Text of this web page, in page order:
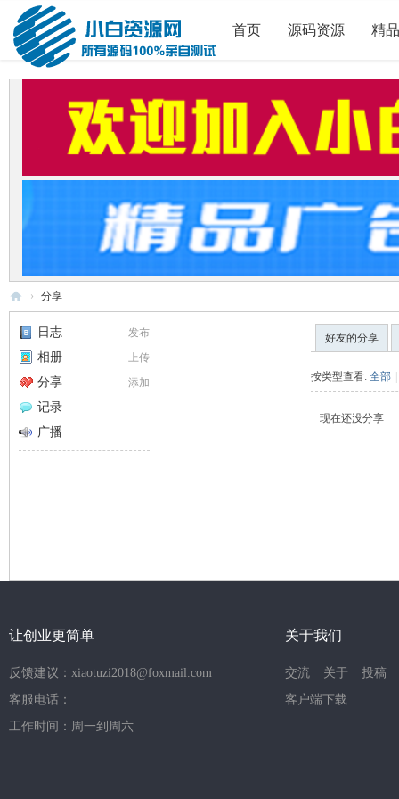
首页 源码资源 精
白
码
› 分享
发布
日志
上传
相册
添加
分享
记录
广播
好友的分享
按类型查看: 全部 |
现在还没分享
让创业更简单
反馈建议：xiaotuzi2018@foxmail.com
客服电话：
工作时间：周一到周六
关于我们
交流 关于
投稿
客户端下载